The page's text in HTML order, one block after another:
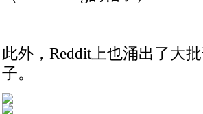
此外，Reddit上也涌出了大
子。